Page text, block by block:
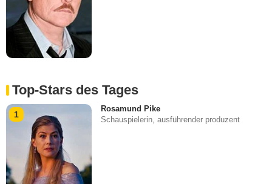
Top-Stars des Tages
1
Rosamund Pike
Schauspielerin, ausführender produzent